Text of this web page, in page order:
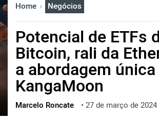
日本語
русский
한국어
العربية
ไทย
ქართული
Home Negócios
Potencial de ETFs
Bitcoin, rali da
a abordagem
KangaMoon
Marcelo Roncate • 27 de março de 2024